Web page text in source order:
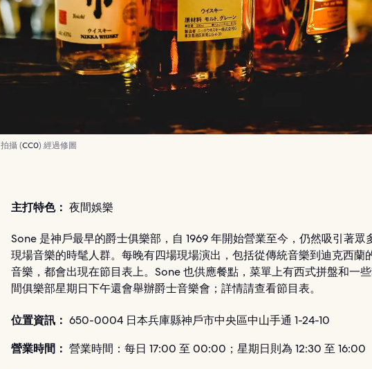
拍攝 (CC0) 經過修圖
主打特色： 夜間娛樂
Sone 是神戶最早的爵士俱樂部，自 1969 年開始營業至今，仍然吸引著眾
現場音樂的時髦人群。每晚有四場現場演出，包括從傳統音樂到迪克西蘭
音樂，都會出現在節目表上。Sone 也供應餐點，菜單上有西式拼盤和一
間俱樂部星期日下午還會舉辦爵士音樂會；詳情請查看節目表。
位置資訊： 650-0004 日本兵庫縣神戶市中央區中山手通 1-24-10
營業時間： 營業時間：每日 17:00 至 00:00；星期日則為 12:30 至 16:00